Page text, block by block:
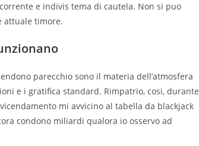
e indivis tema di cautela. Non si puo
attuale timore.
parecchio sono il materia dell’atmosfera
e i gratifica standard. Rimpatrio, cosi, durante
mi avvicino al tabella da blackjack
condono miliardi qualora io osservo ad